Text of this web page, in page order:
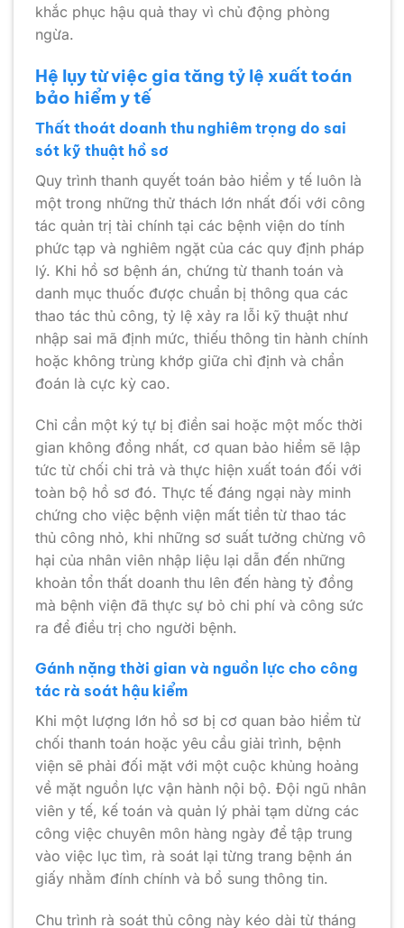
khắc phục hậu quả thay vì chủ động phòng
ngừa.
Hệ lụy từ việc gia tăng tỷ lệ xuất toán
bảo hiểm y tế
Thất thoát doanh thu nghiêm trọng do sai
sót kỹ thuật hồ sơ
Quy trình thanh quyết toán bảo hiểm y tế luôn là
một trong những thử thách lớn nhất đối với công
tác quản trị tài chính tại các bệnh viện do tính
phức tạp và nghiêm ngặt của các quy định pháp
lý. Khi hồ sơ bệnh án, chứng từ thanh toán và
danh mục thuốc được chuẩn bị thông qua các
thao tác thủ công, tỷ lệ xảy ra lỗi kỹ thuật như
nhập sai mã định mức, thiếu thông tin hành chính
hoặc không trùng khớp giữa chỉ định và chẩn
đoán là cực kỳ cao.
Chỉ cần một ký tự bị điền sai hoặc một mốc thời
gian không đồng nhất, cơ quan bảo hiểm sẽ lập
tức từ chối chi trả và thực hiện xuất toán đối với
toàn bộ hồ sơ đó. Thực tế đáng ngại này minh
chứng cho việc bệnh viện mất tiền từ thao tác
thủ công nhỏ, khi những sơ suất tưởng chừng vô
hại của nhân viên nhập liệu lại dẫn đến những
khoản tổn thất doanh thu lên đến hàng tỷ đồng
mà bệnh viện đã thực sự bỏ chi phí và công sức
ra để điều trị cho người bệnh.
Gánh nặng thời gian và nguồn lực cho công
tác rà soát hậu kiểm
Khi một lượng lớn hồ sơ bị cơ quan bảo hiểm từ
chối thanh toán hoặc yêu cầu giải trình, bệnh
viện sẽ phải đối mặt với một cuộc khủng hoảng
về mặt nguồn lực vận hành nội bộ. Đội ngũ nhân
viên y tế, kế toán và quản lý phải tạm dừng các
công việc chuyên môn hàng ngày để tập trung
vào việc lục tìm, rà soát lại từng trang bệnh án
giấy nhằm đính chính và bổ sung thông tin.
Chu trình rà soát thủ công này kéo dài từ tháng